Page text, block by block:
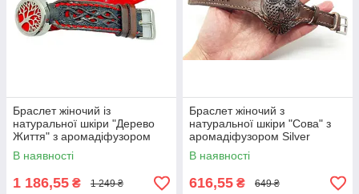
Браслет жіночий із
натуральної шкіри "Дерево
Життя" з аромадіфузором
Silver Taurus 9010/32
В наявності
1 186,55 ₴ 1 249 ₴
Браслет жіночий з
натуральної шкіри "Сова" з
аромадіфузором Silver
Taurus 9121/3.
В наявності
616,55 ₴ 649 ₴